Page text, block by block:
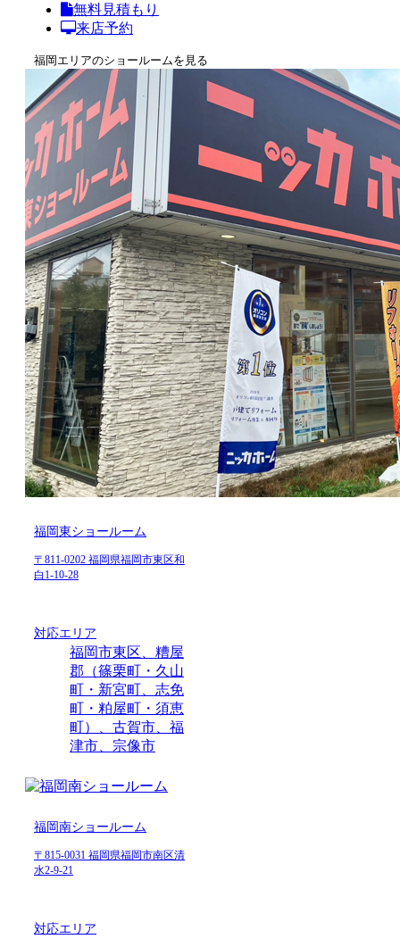
無料見積もり
来店予約
福岡エリアのショールームを見る
福岡東ショールーム
〒811-0202 福岡県福岡市東区和
白1-10-28
対応エリア
福岡市東区、糟屋
郡（篠栗町・久山
町・新宮町、志免
町・粕屋町・須恵
町）、古賀市、福
津市、宗像市
福岡南ショールーム
〒815-0031 福岡県福岡市南区清
水2-9-21
対応エリア